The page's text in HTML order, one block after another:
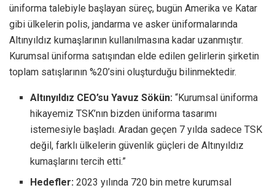
üniforma talebiyle başlayan süreç, bugün Amerika ve Katar
gibi ülkelerin polis, jandarma ve asker üniformalarında
Altınyıldız kumaşlarının kullanılmasına kadar uzanmıştır.
Kurumsal üniforma satışından elde edilen gelirlerin şirketin
toplam satışlarının %20’sini oluşturduğu bilinmektedir.
Altınyıldız CEO’su Yavuz Sökün: “Kurumsal üniforma
hikayemiz TSK’nın bizden üniforma tasarımı
istemesiyle başladı. Aradan geçen 7 yılda sadece TSK
değil, farklı ülkelerin güvenlik güçleri de Altınyıldız
kumaşlarını tercih etti.”
Hedefler: 2023 yılında 720 bin metre kurumsal